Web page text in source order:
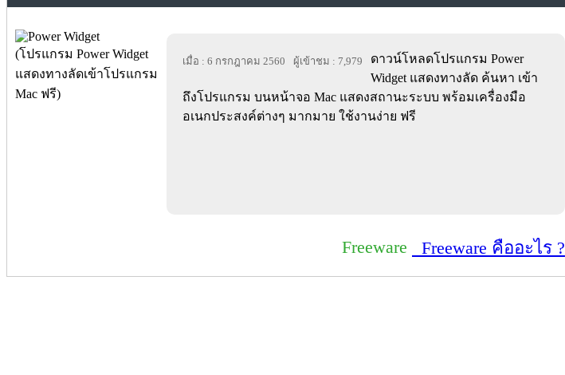
เมื่อ : 6 กรกฎาคม 2560 ผู้เข้าชม : 7,979
ดาวน์โหลดโปรแกรม Power
Widget แสดงทางลัด ค้นหา เข้า
ถึงโปรแกรม บนหน้าจอ Mac แสดงสถานะระบบ พร้อมเครื่องมือ
อเนกประสงค์ต่างๆ มากมาย ใช้งานง่าย ฟรี
Freeware Freeware คืออะไร ?